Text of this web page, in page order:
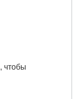
, чтобы